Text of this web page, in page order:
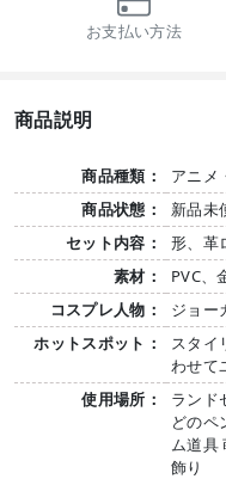
お支払い方法
商品説明
商品種類：
アニメ
商品状態：
新品未
セット内容：
形、革
素材：
PVC、
コスプレ人物：
ジョー
ホットスポット：
スタイ
わせて
使用場所：
ランド
どのペ
ム道具
飾り